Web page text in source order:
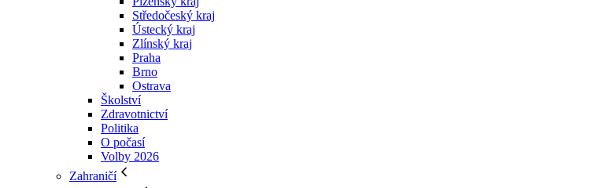
Středočeský kraj
Ústecký kraj
Zlínský kraj
Praha
Brno
Ostrava
Školství
Zdravotnictví
Politika
O počasí
Volby 2026
Zahraničí